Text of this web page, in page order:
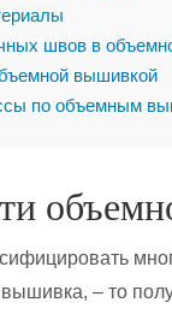
швов в
вышивкой
по объемным
– то